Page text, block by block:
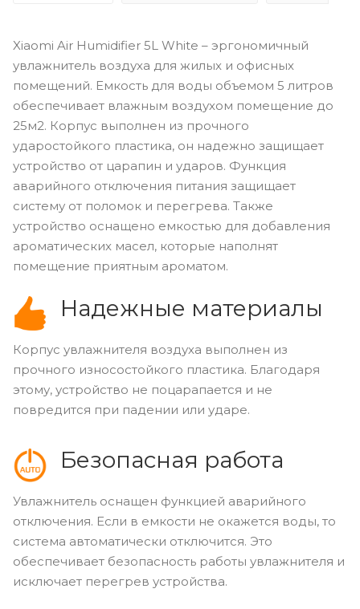
Xiaomi Air Humidifier 5L White – эргономичный
увлажнитель воздуха для жилых и офисных
помещений. Емкость для воды объемом 5 литров
обеспечивает влажным воздухом помещение до
25м2. Корпус выполнен из прочного
ударостойкого пластика, он надежно защищает
устройство от царапин и ударов. Функция
аварийного отключения питания защищает
систему от поломок и перегрева. Также
устройство оснащено емкостью для добавления
ароматических масел, которые наполнят
помещение приятным ароматом.
Надежные материалы
Корпус увлажнителя воздуха выполнен из
прочного износостойкого пластика. Благодаря
этому, устройство не поцарапается и не
повредится при падении или ударе.
Безопасная работа
Увлажнитель оснащен функцией аварийного
отключения. Если в емкости не окажется воды, то
система автоматически отключится. Это
обеспечивает безопасность работы увлажнителя и
исключает перегрев устройства.